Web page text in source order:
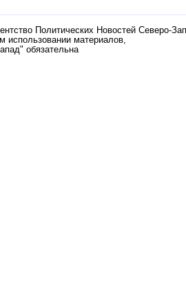
Политических Новостей Северо-
использовании материалов,
обязательна